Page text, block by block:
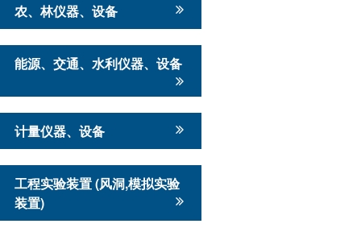
农、林仪器、设备
能源、交通、水利仪器、设备
计量仪器、设备
工程实验装置 (风洞,模拟实验
装置)